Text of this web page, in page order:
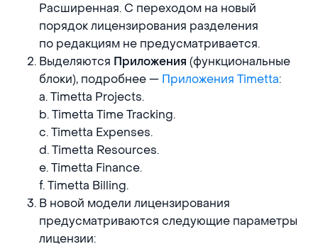
Расширенная. С переходом на новый
порядок лицензирования разделения
по редакциям не предусматривается.
Выделяются Приложения (функциональные
блоки), подробнее — Приложения Timetta:
a. Timetta Projects.
b. Timetta Time Tracking.
c. Timetta Expenses.
d. Timetta Resources.
e. Timetta Finance.
f. Timetta Billing.
В новой модели лицензирования
предусматриваются следующие параметры
лицензии: